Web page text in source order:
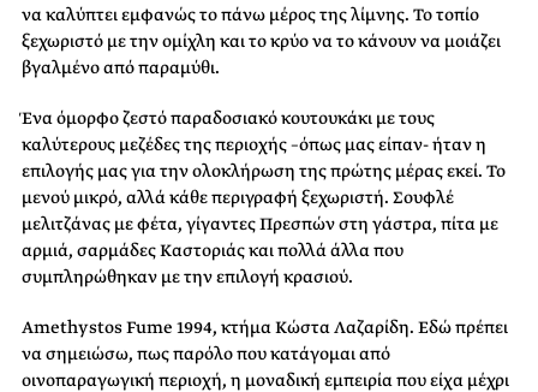
να καλύπτει εμφανώς το πάνω μέρος της λίμνης. Το τοπίο
ξεχωριστό με την ομίχλη και το κρύο να το κάνουν να μοιάζει
βγαλμένο από παραμύθι.
Ένα όμορφο ζεστό παραδοσιακό κουτουκάκι με τους
καλύτερους μεζέδες της περιοχής –όπως μας είπαν- ήταν η
επιλογής μας για την ολοκλήρωση της πρώτης μέρας εκεί. Το
μενού μικρό, αλλά κάθε περιγραφή ξεχωριστή. Σουφλέ
μελιτζάνας με φέτα, γίγαντες Πρεσπών στη γάστρα, πίτα με
αρμιά, σαρμάδες Καστοριάς και πολλά άλλα που
συμπληρώθηκαν με την επιλογή κρασιού.
Amethystos Fume 1994, κτήμα Κώστα Λαζαρίδη. Εδώ πρέπει
να σημειώσω, πως παρόλο που κατάγομαι από
οινοπαραγωγική περιοχή, η μοναδική εμπειρία που είχα μέχρι